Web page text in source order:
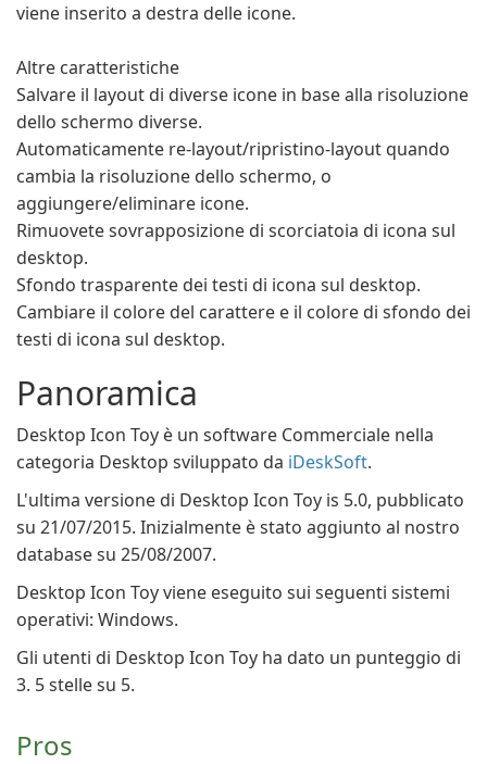
viene inserito a destra delle icone.
Altre caratteristiche
Salvare il layout di diverse icone in base alla risoluzione
dello schermo diverse.
Automaticamente re-layout/ripristino-layout quando
cambia la risoluzione dello schermo, o
aggiungere/eliminare icone.
Rimuovete sovrapposizione di scorciatoia di icona sul
desktop.
Sfondo trasparente dei testi di icona sul desktop.
Cambiare il colore del carattere e il colore di sfondo dei
testi di icona sul desktop.
Panoramica
Desktop Icon Toy è un software Commerciale nella
categoria Desktop sviluppato da iDeskSoft.
L'ultima versione di Desktop Icon Toy is 5.0, pubblicato
su 21/07/2015. Inizialmente è stato aggiunto al nostro
database su 25/08/2007.
Desktop Icon Toy viene eseguito sui seguenti sistemi
operativi: Windows.
Gli utenti di Desktop Icon Toy ha dato un punteggio di
3. 5 stelle su 5.
Pros